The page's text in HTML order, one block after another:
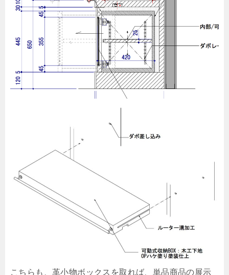
こちらも、革小物ボックスを取れば、単品商品の展示